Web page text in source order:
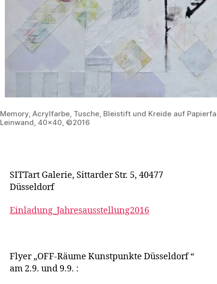
Memory, Acrylfarbe, Tusche, Bleistift und Kreide auf
Leinwand, 40×40, ©2016
SITTart Galerie, Sittarder Str. 5, 40477
Düsseldorf
Einladung_Jahresausstellung2016
Flyer „OFF-Räume Kunstpunkte Düsseldorf “
am 2.9. und 9.9. :